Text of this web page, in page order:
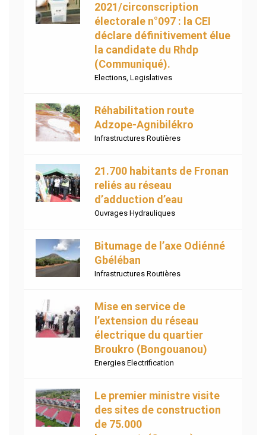
2021/circonscription
électorale n°097 : la CEI
déclare définitivement élue
la candidate du Rhdp
(Communiqué).
Elections Legislatives
Réhabilitation route
Adzope-Agnibilékro
Infrastructures Routières
21.700 habitants de Fronan
reliés au réseau
d’adduction d’eau
Ouvrages Hydrauliques
Bitumage de l’axe Odiénné
Gbéléban
Infrastructures Routières
Mise en service de
l’extension du réseau
électrique du quartier
Broukro (Bongouanou)
Energies Electrification
Le premier ministre visite
des sites de construction
de 75.000